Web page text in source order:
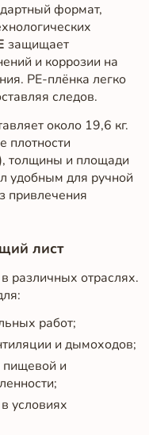
формат,
защищает
и коррозии на
PE-плёнка легко
следов.
около 19,6 кг.
плотности
толщины и площади
удобным для ручной
привлечения
лист
различных отраслях.
работ;
и дымоходов;
пищевой и
условиях